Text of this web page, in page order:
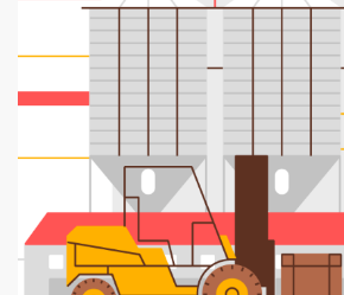
представляет система и каким
промышленным предприятиям –